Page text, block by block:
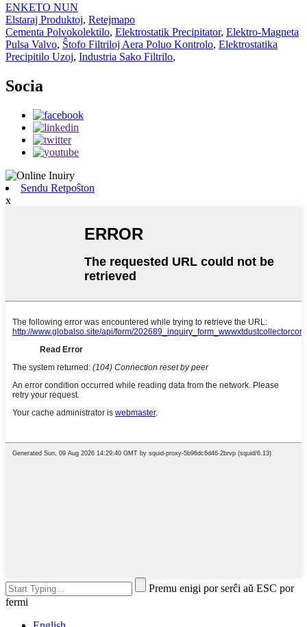
ENKETO NUN
Elstaraj Produktoj, Retejmapo
Cementa Polvokolektilo, Elektrostatik Precipitator, Elektro-Magneta
Pulsa Valvo, Ŝtofo Filtriloj Aera Poluo Kontrolo, Elektrostatika
Precipitilo Uzoj, Industria Sako Filtrilo,
Socia
Sendu Retpoŝton
x
Premu enigi por serĉi aŭ ESC por
fermi